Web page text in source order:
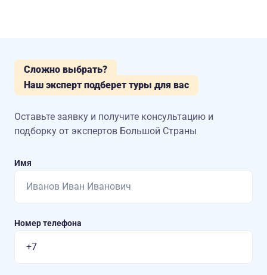
Сложно выбрать?
Наш эксперт подберет туры для вас
Оставьте заявку и получите консультацию и
подборку от экспертов Большой Страны
Имя
Номер телефона